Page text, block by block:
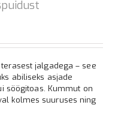
jalgadega – see
abiliseks asjade
söögitoas. Kummut on
kolmes suuruses ning